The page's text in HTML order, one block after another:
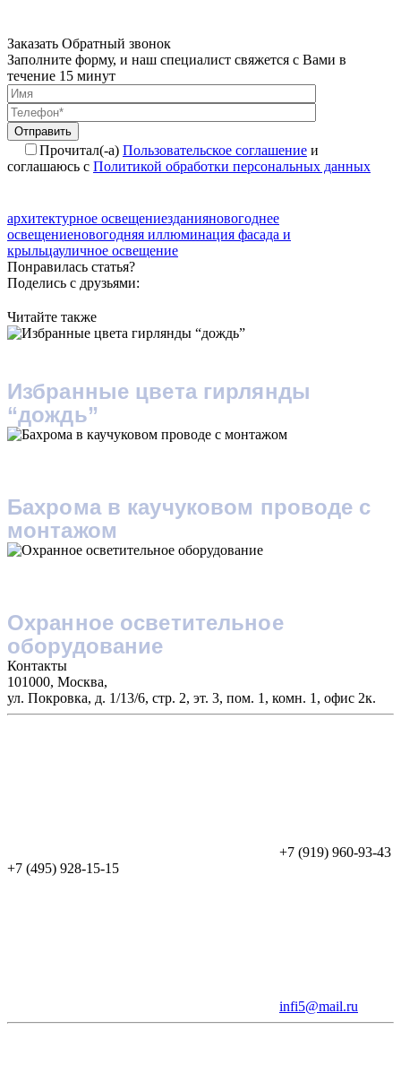
Заказать Обратный звонок
Заполните форму, и наш специалист свяжется с Вами в
течение 15 минут
Отправить
Прочитал(-а) Пользовательское соглашение и
соглашаюсь с Политикой обработки персональных данных
архитектурное освещениезданияновогоднее
освещениеновогодняя иллюминация фасада и
крыльцауличное освещение
Понравилась статья?
Поделись с друзьями:
Читайте также
Избранные цвета гирлянды
“дождь”
Бахрома в каучуковом проводе с
монтажом
Охранное осветительное
оборудование
Контакты
101000, Москва,
ул. Покровка, д. 1/13/6, стр. 2, эт. 3, пом. 1, комн. 1, офис 2к.
+7 (919) 960-93-43
+7 (495) 928-15-15
infi5@mail.ru